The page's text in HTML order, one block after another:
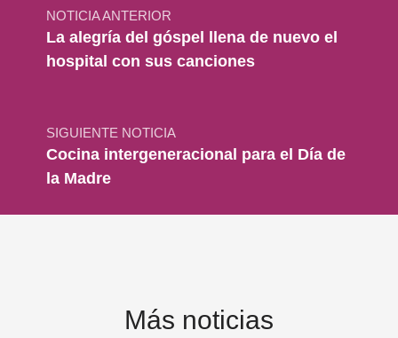
NOTICIA ANTERIOR
La alegría del góspel llena de nuevo el
hospital con sus canciones
SIGUIENTE NOTICIA
Cocina intergeneracional para el Día de
la Madre
Más noticias